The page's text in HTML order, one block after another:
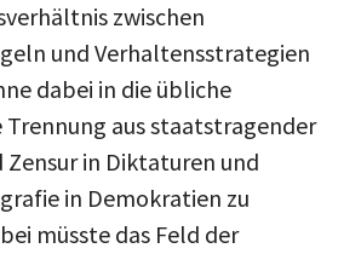
zwischen
und Verhaltensstrategien
dabei in die übliche
aus staatstragender
in Diktaturen und
in Demokratien zu
müsste das Feld der